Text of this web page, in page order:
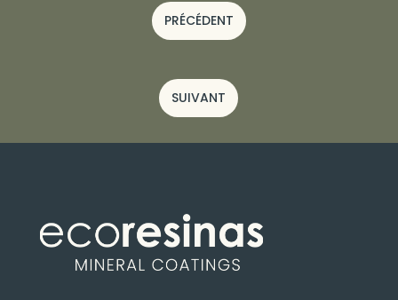
PRÉCÉDENT
SUIVANT